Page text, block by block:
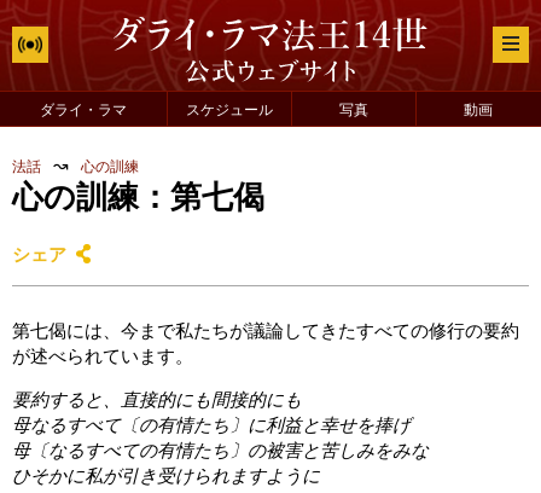
ダライ・ラマ スケジュール 写真 動画
法話 ↝ 心の訓練
心の訓練：第七偈
シェア
第七偈には、今まで私たちが議論してきたすべての修行の要約
が述べられています。
要約すると、直接的にも間接的にも
母なるすべて〔の有情たち〕に利益と幸せを捧げ
母〔なるすべての有情たち〕の被害と苦しみをみな
ひそかに私が引き受けられますように